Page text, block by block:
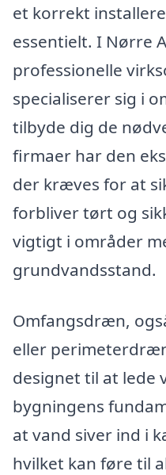
et korrekt
essentielt. I Nørre
professionelle
specialiserer sig i
tilbyde dig de
firmaer har den
der kræves for at
forbliver tørt og
vigtigt i områder
grundvandsstand.
Omfangsdræn,
eller
designet til at lede
bygningens
at vand siver ind i
hvilket kan føre til